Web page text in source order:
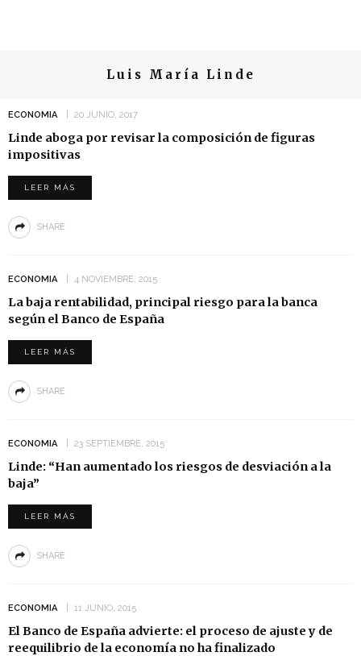
Luis María Linde
ECONOMIA 20 JUNIO, 2017
Linde aboga por revisar la composición de figuras
impositivas
LEER MÁS
SHARE
ECONOMIA 4 NOVIEMBRE, 2015
La baja rentabilidad, principal riesgo para la banca
según el Banco de España
LEER MÁS
SHARE
ECONOMIA 23 SEPTIEMBRE, 2015
Linde: “Han aumentado los riesgos de desviación a la
baja”
LEER MÁS
SHARE
ECONOMIA 11 JUNIO, 2015
El Banco de España advierte: el proceso de ajuste y de
reequilibrio de la economía no ha finalizado